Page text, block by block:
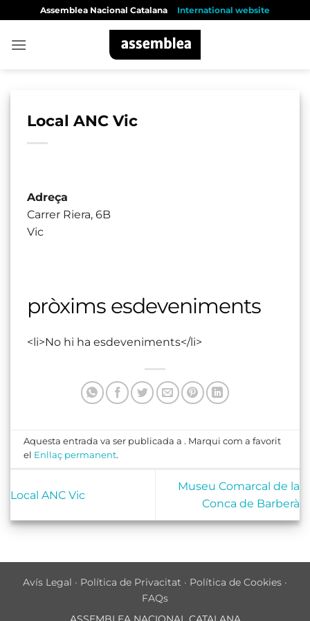
content
Assemblea Nacional Catalana International website
Local ANC Vic
Adreça
Carrer Riera, 6B
Vic
pròxims esdeveniments
<li>No hi ha esdeveniments</li>
Aquesta entrada va ser publicada a . Marqui com a favorit
el Enllaç permanent.
Local ANC Vic
Museu Comarcal de la
Conca de Barberà
Avís Legal · Política de Privacitat · Política de Cookies ·
FAQs